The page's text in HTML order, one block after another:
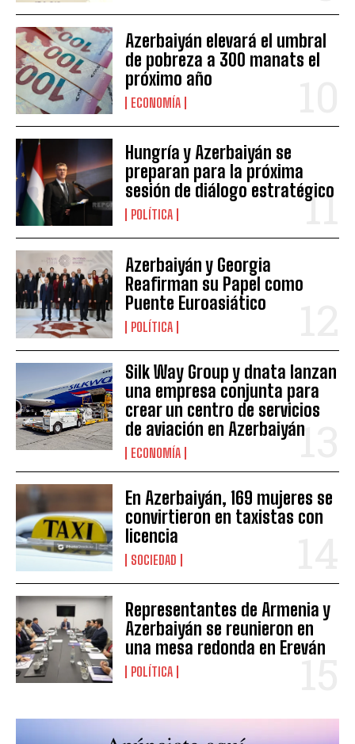
Azerbaiyán elevará el umbral
de pobreza a 300 manats el
próximo año
ECONOMÍA
Hungría y Azerbaiyán se
preparan para la próxima
sesión de diálogo estratégico
POLÍTICA
Azerbaiyán y Georgia
Reafirman su Papel como
Puente Euroasiático
POLÍTICA
Silk Way Group y dnata lanzan
una empresa conjunta para
crear un centro de servicios
de aviación en Azerbaiyán
ECONOMÍA
En Azerbaiyán, 169 mujeres se
convirtieron en taxistas con
licencia
SOCIEDAD
Representantes de Armenia y
Azerbaiyán se reunieron en
una mesa redonda en Ereván
POLÍTICA